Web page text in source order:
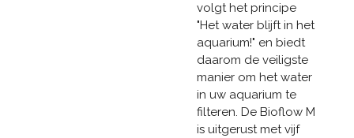
volgt het principe
"Het water blijft in het
aquarium!" en biedt
daarom de veiligste
manier om het water
in uw ​​aquarium te
filteren. De Bioflow M
is uitgerust met vijf